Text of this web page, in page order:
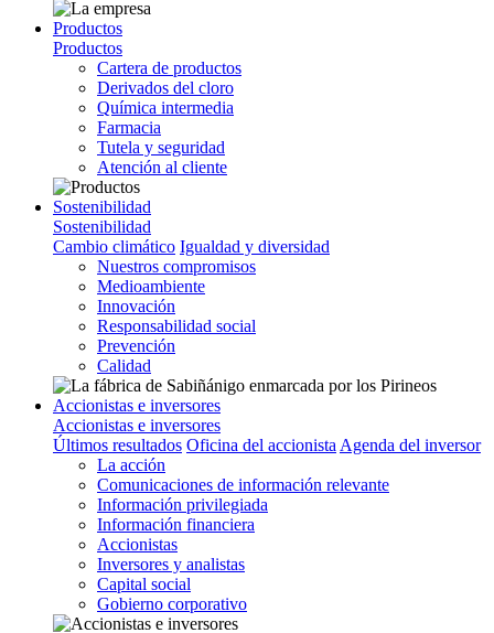
Productos
Productos
Cartera de productos
Derivados del cloro
Química intermedia
Farmacia
Tutela y seguridad
Atención al cliente
Sostenibilidad
Sostenibilidad
Cambio climático Igualdad y diversidad
Nuestros compromisos
Medioambiente
Innovación
Responsabilidad social
Prevención
Calidad
Accionistas e inversores
Accionistas e inversores
Últimos resultados Oficina del accionista Agenda del inversor
La acción
Comunicaciones de información relevante
Información privilegiada
Información financiera
Accionistas
Inversores y analistas
Capital social
Gobierno corporativo